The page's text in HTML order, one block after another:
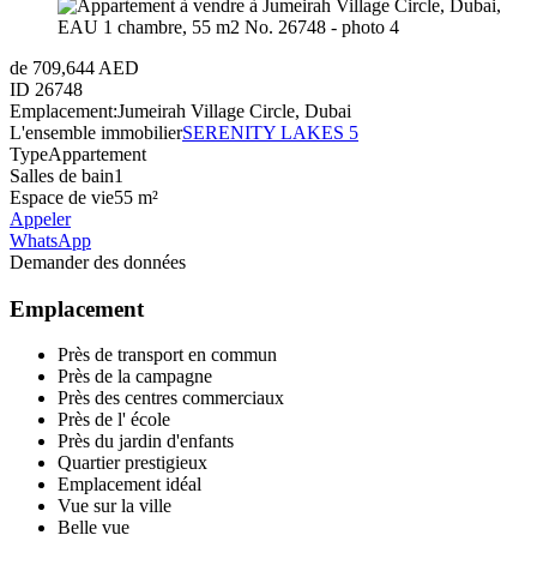
de 709,644 AED
ID 26748
Emplacement:Jumeirah Village Circle, Dubai
L'ensemble immobilierSERENITY LAKES 5
TypeAppartement
Salles de bain1
Espace de vie55 m²
Appeler
WhatsApp
Demander des données
Emplacement
Près de transport en commun
Près de la campagne
Près des centres commerciaux
Près de l' école
Près du jardin d'enfants
Quartier prestigieux
Emplacement idéal
Vue sur la ville
Belle vue